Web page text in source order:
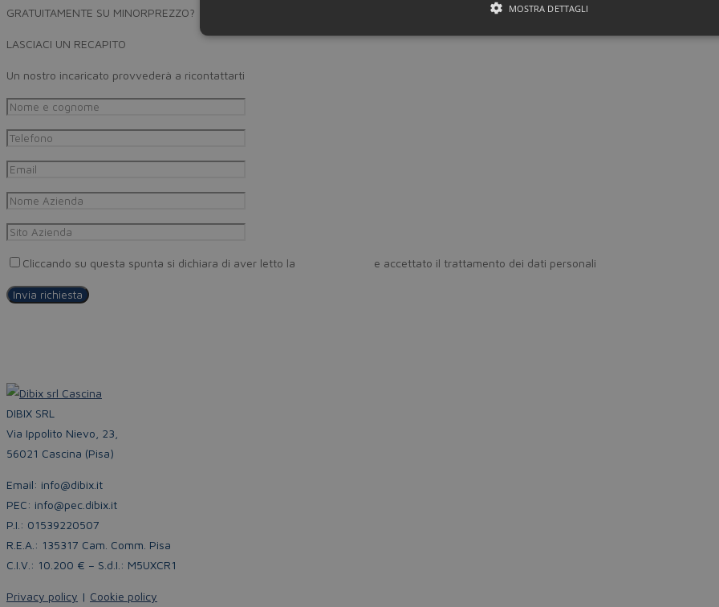
GRATUITAMENTE SU MINORPREZZO?
LASCIACI UN RECAPITO
Un nostro incaricato provvederà a ricontattarti
Cliccando su questa spunta si dichiara di aver letto la e accettato il trattamento dei dati personali
DIBIX SRL
Via Ippolito Nievo, 23,
56021 Cascina (Pisa)
Email: info@dibix.it
PEC: info@pec.dibix.it
P.I.: 01539220507
R.E.A.: 135317 Cam. Comm. Pisa
C.I.V.: 10.200 € – S.d.I.: M5UXCR1
Privacy policy | Cookie policy
MOSTRA DETTAGLI